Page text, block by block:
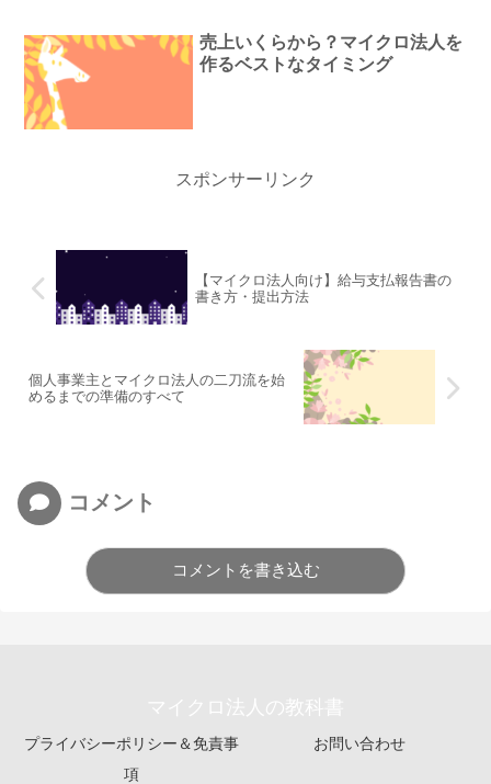
売上いくらから？マイクロ法人を
作るベストなタイミング
スポンサーリンク
【マイクロ法人向け】給与支払報告書の
書き方・提出方法
個人事業主とマイクロ法人の二刀流を始
めるまでの準備のすべて
コメント
コメントを書き込む
マイクロ法人の教科書
プライバシーポリシー＆免責事
項
お問い合わせ